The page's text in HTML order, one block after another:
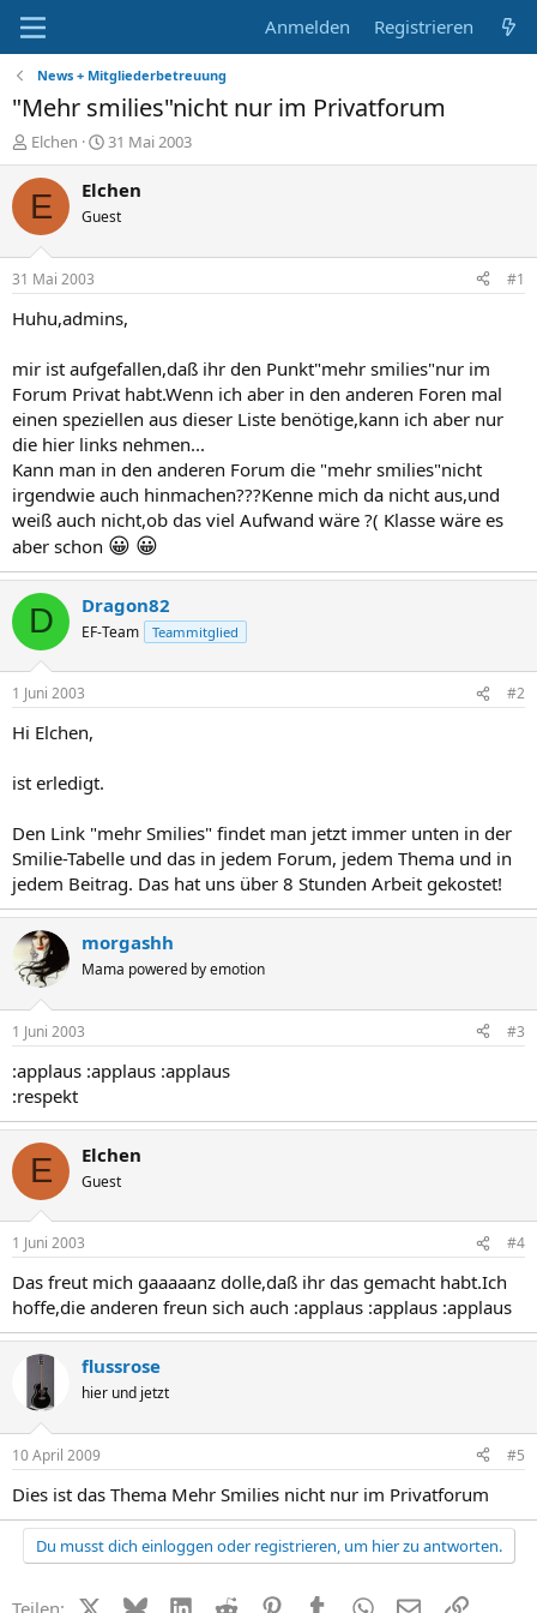
Anmelden Registrieren
News + Mitgliederbetreuung
"Mehr smilies"nicht nur im Privatforum
E
r
s
e
r
Elchen
E
r
s
e
t
a
31 Mai 2003
E Elchen
Guest
31 Mai 2003 #1
Huhu,admins,
mir ist aufgefallen,daß ihr den Punkt"mehr smilies"nur im
Forum Privat habt.Wenn ich aber in den anderen Foren mal
einen speziellen aus dieser Liste benötige,kann ich aber nur
die hier links nehmen...
Kann man in den anderen Forum die "mehr smilies"nicht
irgendwie auch hinmachen???Kenne mich da nicht aus,und
weiß auch nicht,ob das viel Aufwand wäre ?( Klasse wäre es
aber schon 😀 😀
D Dragon82
EF-Team Teammitglied
1 Juni 2003 #2
Hi Elchen,
ist erledigt.
Den Link "mehr Smilies" findet man jetzt immer unten in der
Smilie-Tabelle und das in jedem Forum, jedem Thema und in
jedem Beitrag. Das hat uns über 8 Stunden Arbeit gekostet!
morgashh
Mama powered by emotion
1 Juni 2003 #3
:applaus :applaus :applaus
:respekt
E Elchen
Guest
1 Juni 2003 #4
Das freut mich gaaaaanz dolle,daß ihr das gemacht habt.Ich
hoffe,die anderen freun sich auch :applaus :applaus :applaus
flussrose
hier und jetzt
10 April 2009 #5
Dies ist das Thema Mehr Smilies nicht nur im Privatforum
Du musst dich einloggen oder registrieren, um hier zu antworten.
Teilen: X (Twitter)
BlueskyLinkedIn
Reddit PinterestTumblr WhatsApp
E-MailLink